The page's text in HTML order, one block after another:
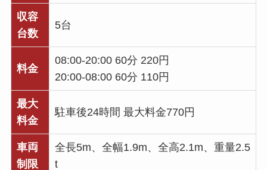
収容
台数
5台
料金
08:00-20:00 60分 220円
20:00-08:00 60分 110円
最大
料金
駐車後24時間 最大料金770円
車両
制限
全長5m、全幅1.9m、全高2.1m、重量2.5
t